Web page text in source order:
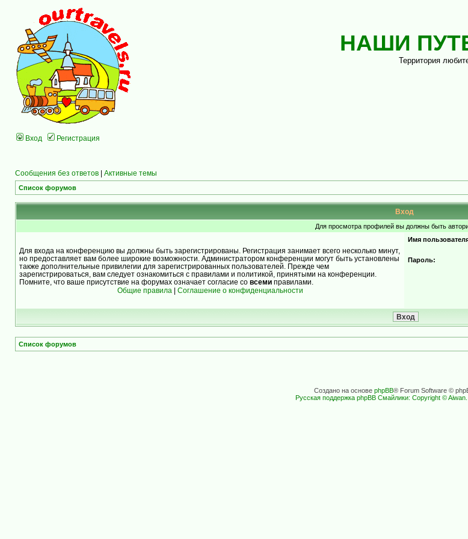
НАШИ
Территория
Вход Регистрация
Сообщения без ответов | Активные темы
Список форумов
Вход
Для просмотра профилей вы должны быть
Для входа на конференцию вы должны быть зарегистрированы. Регистрация занимает всего несколько минут,
но предоставляет вам более широкие возможности. Администратором конференции могут быть установлены
также дополнительные привилегии для зарегистрированных пользователей. Прежде чем
зарегистрироваться, вам следует ознакомиться с правилами и политикой, принятыми на конференции.
Помните, что ваше присутствие на форумах означает согласие со всеми правилами.
Общие правила | Соглашение о конфиденциальности
Имя
Пароль:
Список форумов
Создано на основе phpBB® Forum Software ©
Русская поддержка phpBB Смайлики: Copyright ©